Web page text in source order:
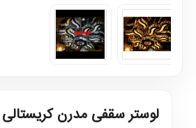
لوستر سقفی مدرن کریستالی